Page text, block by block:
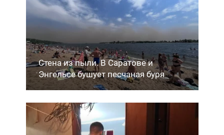
Стена из пыли. В Саратове и
Энгельсе бушует песчаная буря